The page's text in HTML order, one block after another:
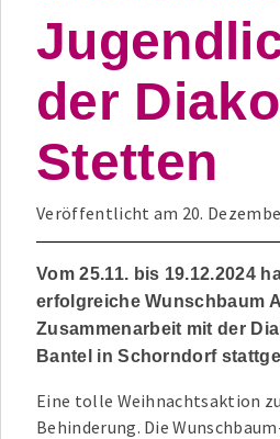
der
Stetten
Veröffentlicht am 20.
Vom 25.11. bis 19.12.2024
erfolgreiche Wunschbaum
Zusammenarbeit mit der
Bantel in Schorndorf
Eine tolle Weihnachtsaktion
Behinderung. Die